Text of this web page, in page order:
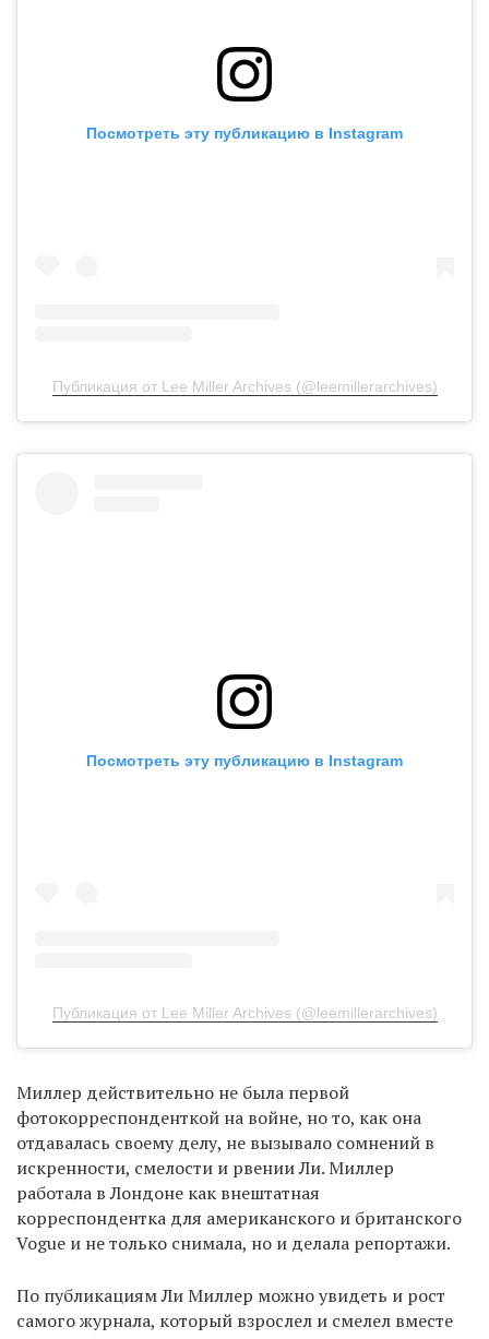
Посмотреть эту публикацию в Instagram
Публикация от Lee Miller Archives (@leemillerarchives)
Посмотреть эту публикацию в Instagram
Публикация от Lee Miller Archives (@leemillerarchives)
Миллер действительно не была первой
фотокорреспонденткой на войне, но то, как она
отдавалась своему делу, не вызывало сомнений в
искренности, смелости и рвении Ли. Миллер
работала в Лондоне как внештатная
корреспондентка для американского и британского
Vogue и не только снимала, но и делала репортажи.
По публикациям Ли Миллер можно увидеть и рост
самого журнала, который взрослел и смелел вместе